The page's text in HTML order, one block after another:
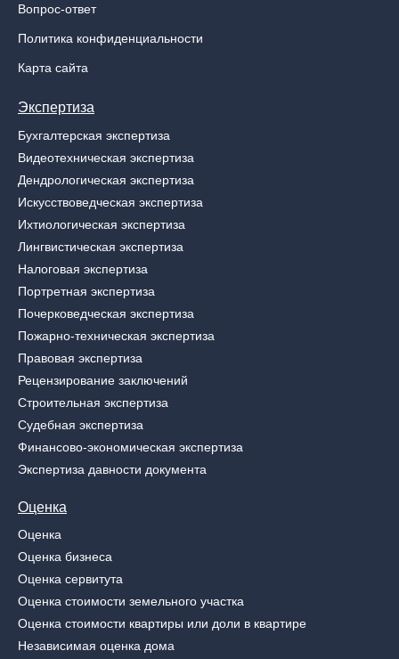
Вопрос-ответ
Политика конфиденциальности
Карта сайта
Экспертиза
Бухгалтерская экспертиза
Видеотехническая экспертиза
Дендрологическая экспертиза
Искусствоведческая экспертиза
Ихтиологическая экспертиза
Лингвистическая экспертиза
Налоговая экспертиза
Портретная экспертиза
Почерковедческая экспертиза
Пожарно-техническая экспертиза
Правовая экспертиза
Рецензирование заключений
Строительная экспертиза
Судебная экспертиза
Финансово-экономическая экспертиза
Экспертиза давности документа
Оценка
Оценка
Оценка бизнеса
Оценка сервитута
Оценка стоимости земельного участка
Оценка стоимости квартиры или доли в квартире
Независимая оценка дома